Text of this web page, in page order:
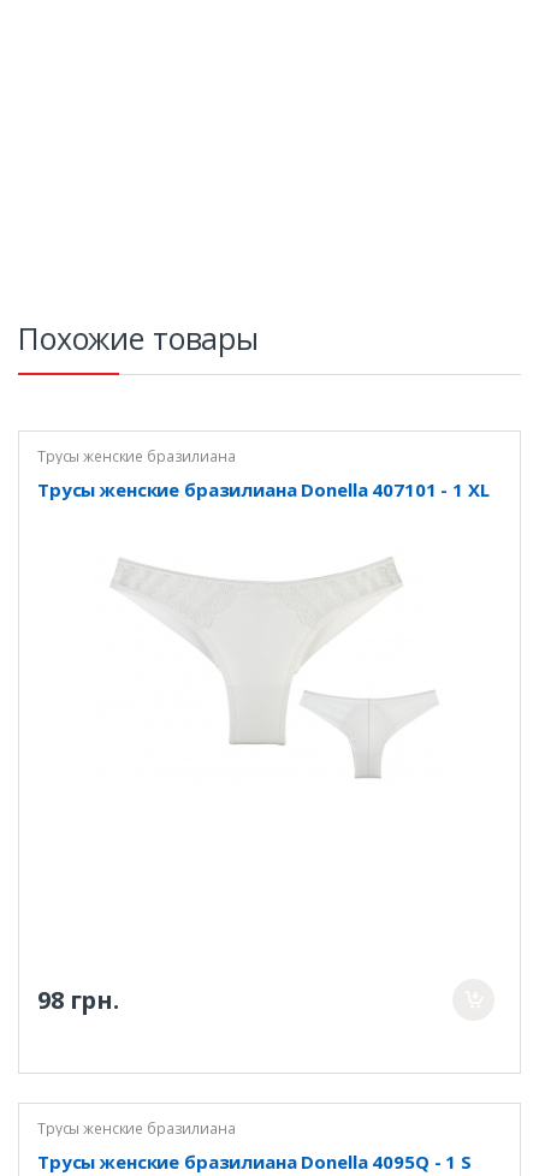
Похожие товары
Трусы женские бразилиана
Трусы женские бразилиана Donella 407101 - 1 XL
98 грн.
Трусы женские бразилиана
Трусы женские бразилиана Donella 4095Q - 1 S